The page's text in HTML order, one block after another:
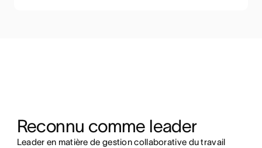
Reconnu comme leader
Leader en matière de gestion collaborative du travail